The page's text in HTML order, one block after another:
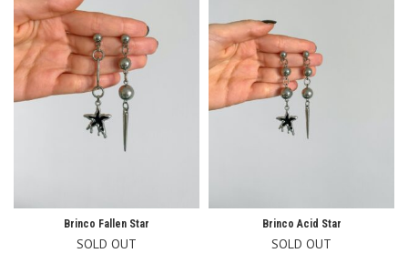
Brinco Fallen Star
SOLD OUT
Brinco Acid Star
SOLD OUT